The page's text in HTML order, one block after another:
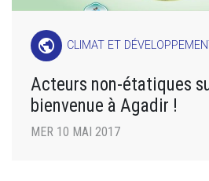
public CLIMAT ET
Acteurs non-étatiques
bienvenue à Agadir !
MER 10 MAI 2017